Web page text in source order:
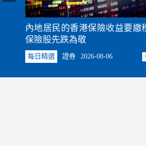
內地居民的香港保險收益要繳
保險股先跌為敬
每日精選 證券 2026-08-06